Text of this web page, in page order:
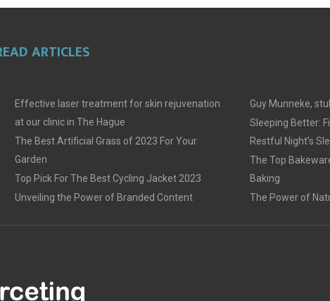
ARTICLES
Effective laser treatment for skin rejuvenation
at our clinic in The Hague
The Best Artificial Grass of 2023 For Your
Garden
Top Pick For The Best Cycling Jacket 2023
Unveiling the Power of Branded Content
Guy Munneke,
Sleeping Better:
Restful Night’s
The Top
Baking
The Power of